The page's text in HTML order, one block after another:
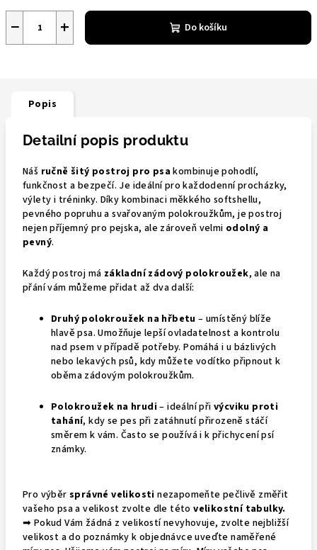
+
− Do košíku
Popis
Detailní popis produktu
Náš ručně šitý postroj pro psakombinuje pohodlí,
funkčnost a bezpečí. Je ideální pro každodenní procházky,
výlety i tréninky. Díky kombinaci měkkého softshellu,
pevného popruhu a svařovaným polokroužkům, je postroj
nejen příjemný pro pejska, ale zároveň velmi odolný a
pevný.
Každý postroj má základní zádový polokroužek, ale na
přání vám můžeme přidat až dva další:
Druhý polokroužek na hřbetu – umístěný blíže
hlavě psa. Umožňuje lepší ovladatelnost a kontrolu
nad psem v případě potřeby. Pomáhá i u bázlivých
nebo lekavých psů, kdy můžete vodítko připnout k
oběma zádovým polokroužkům.
Polokroužek na hrudi– ideální při výcviku proti
tahání, kdy se pes při zatáhnutí přirozeně stáčí
směrem k vám. Často se používá i k přichycení psí
známky.
Pro výběr správné velikosti nezapomeňte pečlivě změřit
vašeho psa a velikost zvolte dle tétovelikostní tabulky.
➡ Pokud Vám žádná z velikostí nevyhovuje, zvolte nejbližší
velikost a do poznámky k objednávce uveďte naměřené